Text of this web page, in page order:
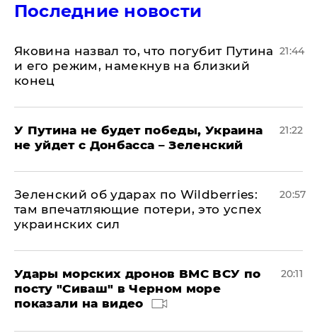
Последние новости
Яковина назвал то, что погубит Путина
и его режим, намекнув на близкий
конец
21:44
У Путина не будет победы, Украина
не уйдет с Донбасса – Зеленский
21:22
Зеленский об ударах по Wildberries:
там впечатляющие потери, это успех
украинских сил
20:57
Удары морских дронов ВМС ВСУ по
посту "Сиваш" в Черном море
показали на видео
20:11